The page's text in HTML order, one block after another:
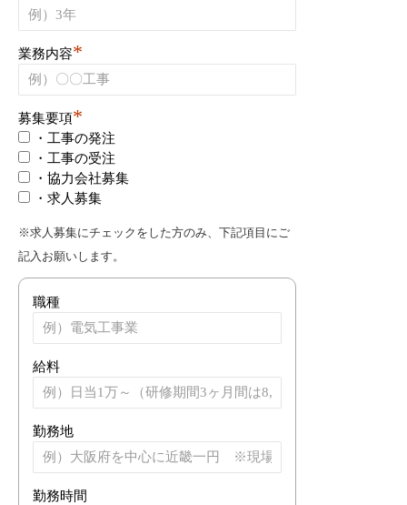
業務内容*
募集要項*
・工事の発注
・工事の受注
・協力会社募集
・求人募集
※求人募集にチェックをした方のみ、下記項目にご
記入お願いします。
職種
給料
勤務地
勤務時間